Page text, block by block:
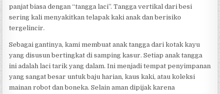
panjat biasa dengan “tangga laci”. Tangga vertikal dari besi
sering kali menyakitkan telapak kaki anak dan berisiko
tergelincir.
Sebagai gantinya, kami membuat anak tangga dari kotak kayu
yang disusun bertingkat di samping kasur. Setiap anak tangga
ini adalah laci tarik yang dalam. Ini menjadi tempat penyimpanan
yang sangat besar untuk baju harian, kaus kaki, atau koleksi
mainan robot dan boneka. Selain aman dipijak karena